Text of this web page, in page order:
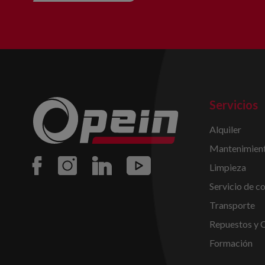
Servicios
Alquiler
Limpieza
Servicio de
Transporte
Repuestos y
Formación